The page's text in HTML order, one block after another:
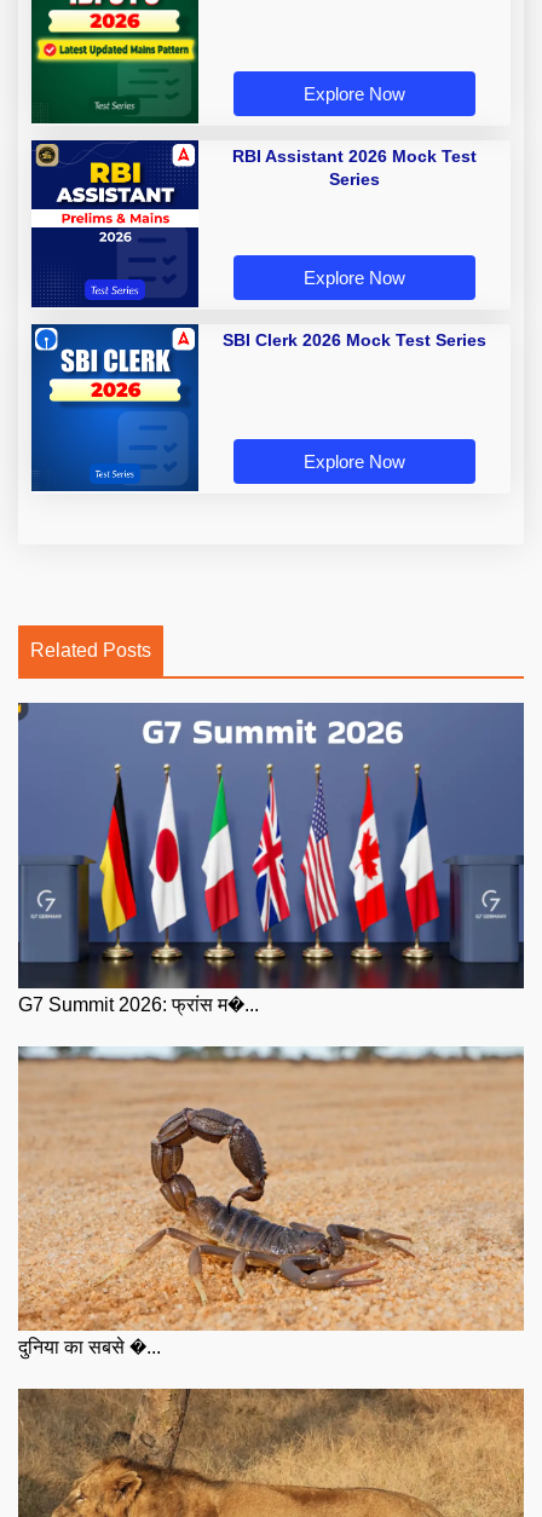
Explore Now
RBI Assistant 2026 Mock Test
Series
Explore Now
SBI Clerk 2026 Mock Test Series
Explore Now
Related Posts
G7 Summit 2026: फ्रांस म�...
दुनिया का सबसे �...